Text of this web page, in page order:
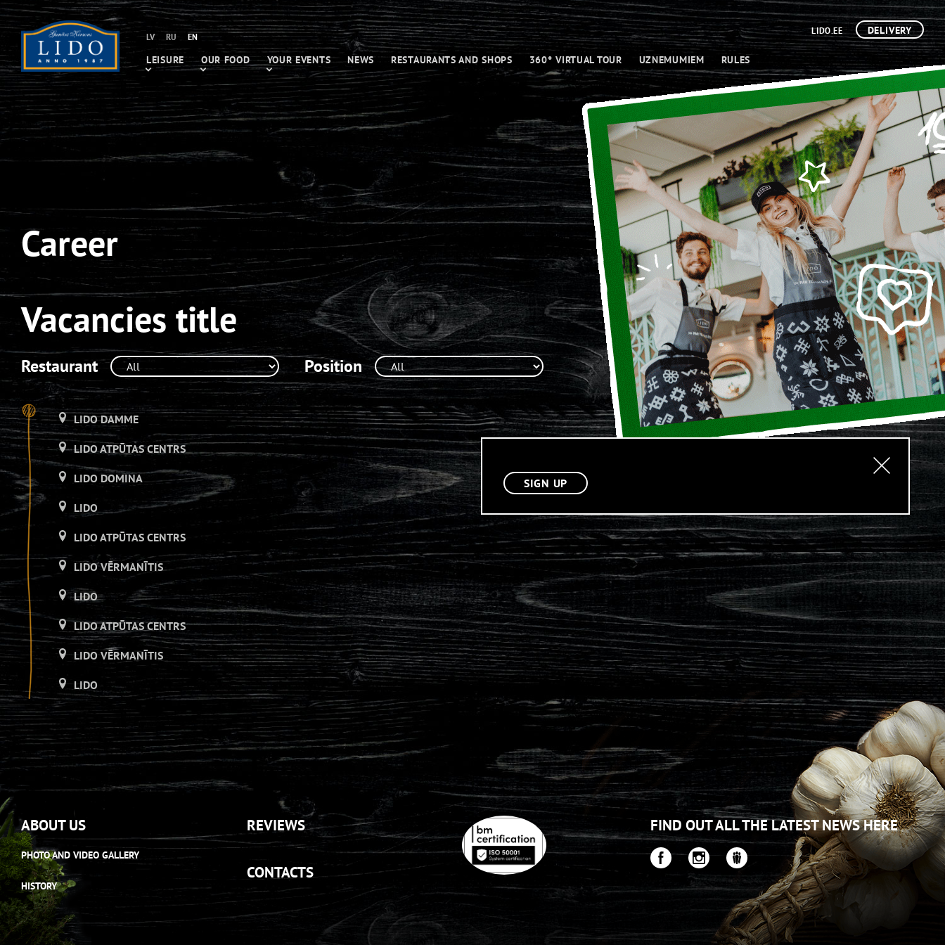
LV RU EN
LEISURE OUR FOOD YOUR EVENTS NEWS RESTAURANTS AND SHOPS 360° VIRTUAL TOUR UZNEMUMIEM RULES
LIDO.EE DELIVERY
Career
Vacancies title
Restaurant Position
LIDO DAMME
LIDO ATPŪTAS CENTRS
LIDO DOMINA
LIDO
LIDO ATPŪTAS CENTRS
LIDO VĒRMANĪTIS
LIDO
LIDO ATPŪTAS CENTRS
LIDO VĒRMANĪTIS
LIDO
LIDO ATPŪTAS CENTRS
LIDO DZIRNAVAS
LIDO DZIRNAVAS
LIDO
LIDO ATPŪTAS CENTRS
LIDO DZIRNAVAS
SIGN UP
ABOUT US
PHOTO AND VIDEO GALLERY
HISTORY
REVIEWS
CONTACTS
FIND OUT ALL THE LATEST NEWS HERE